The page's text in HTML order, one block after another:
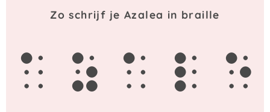
Zo schrijf je Azalea in braille
a z a l e